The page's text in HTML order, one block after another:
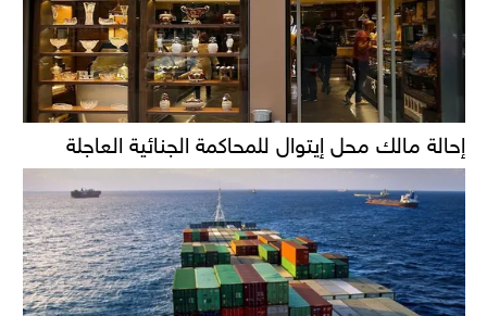
إحالة مالك محل إيتوال للمحاكمة الجنائية العاجلة